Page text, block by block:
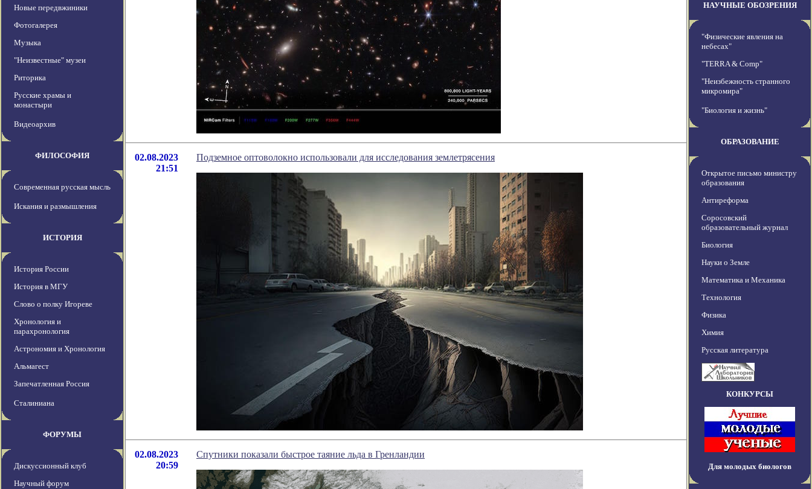
Новые передвжиники
Фотогалерея
Музыка
"Неизвестные" музеи
Риторика
Русские храмы и
монастыри
Видеоархив
ФИЛОСОФИЯ
Современная русская мысль
Искания и размышления
ИСТОРИЯ
История России
История в МГУ
Слово о полку Игореве
Хронология и
парахронология
Астрономия и Хронология
Альмагест
Запечатленная Россия
Сталиниана
ФОРУМЫ
Дискуссионный клуб
Научный форум
02.08.2023
21:51
Подземное оптоволокно использовали для исследования землетрясения
02.08.2023
20:59
Спутники показали быстрое таяние льда в Гренландии
НАУЧНЫЕ ОБОЗРЕНИЯ
"Физические явления на
небесах"
"TERRA & Comp"
"Неизбежность странного
микромира"
"Биология и жизнь"
ОБРАЗОВАНИЕ
Открытое письмо министру
образования
Антиреформа
Соросовский
образовательный журнал
Биология
Науки о Земле
Математика и Механика
Технология
Физика
Химия
Русская литература
КОНКУРСЫ
Для молодых биологов